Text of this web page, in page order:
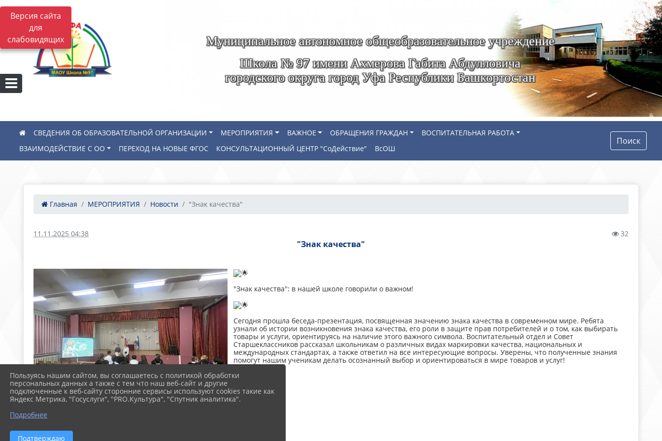
Версия сайта
для
слабовидящих
Муниципальное автономное общеобразовательное учреждение
Школа № 97 имени Ахмерова Габита Абдулловича
городского округа город Уфа Республики Башкортостан
СВЕДЕНИЯ ОБ ОБРАЗОВАТЕЛЬНОЙ ОРГАНИЗАЦИИ МЕРОПРИЯТИЯ ВАЖНОЕ ОБРАЩЕНИЯ ГРАЖДАН
ВОСПИТАТЕЛЬНАЯ РАБОТА
ВЗАИМОДЕЙСТВИЕ С ОО
ПЕРЕХОД НА НОВЫЕ ФГОС КОНСУЛЬТАЦИОННЫЙ ЦЕНТР "СоДействие" ВсОШ
Поиск
Главная МЕРОПРИЯТИЯ Новости "Знак качества"
11.11.2025 04:38 32
"Знак качества"
"Знак качества": в нашей школе говорили о важном!
Сегодня прошла беседа-презентация, посвященная значению знака качества в современном мире. Ребята
узнали об истории возникновения знака качества, его роли в защите прав потребителей и о том, как выбирать
товары и услуги, ориентируясь на наличие этого важного символа. Воспитательный отдел и Совет
Старшеклассников рассказал школьникам о различных видах маркировки качества, национальных и
международных стандартах, а также ответил на все интересующие вопросы. Уверены, что полученные знания
помогут нашим ученикам делать осознанный выбор и ориентироваться в мире товаров и услуг!
Пользуясь нашим сайтом, вы соглашаетесь с политикой обработки
персональных данных а также с тем что наш веб-сайт и другие
подключенные к веб-сайту сторонние сервисы используют cookies такие как
Яндекс Метрика, "Госуслуги", "PRO.Культура", "Спутник аналитика".
Подробнее
Подтверждаю